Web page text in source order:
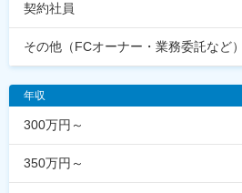
契約社員
その他（FCオーナー・業務委託など）
年収
300万円～
350万円～